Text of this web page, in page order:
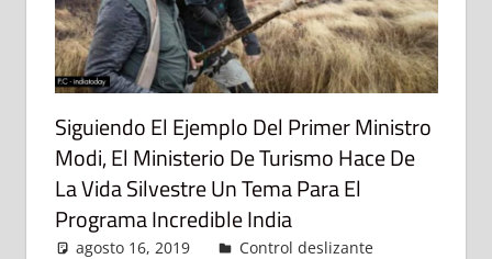
Siguiendo El Ejemplo Del Primer Ministro
Modi, El Ministerio De Turismo Hace De
La Vida Silvestre Un Tema Para El
Programa Incredible India
agosto 16, 2019 admin
Control deslizante